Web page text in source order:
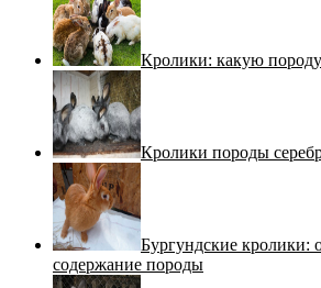
Кролики: какую
Кролики породы
Бургундские кролики:
содержание породы